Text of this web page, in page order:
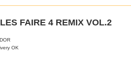
FAIRE 4 REMIX VOL.2
OK